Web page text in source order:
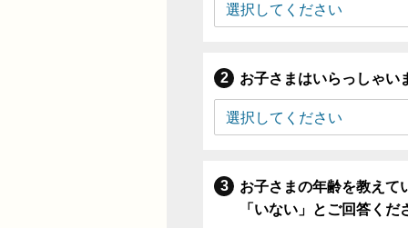
お子さまはいらっしゃい
お子さまの年齢を教えて
「いない」とご回答くだ